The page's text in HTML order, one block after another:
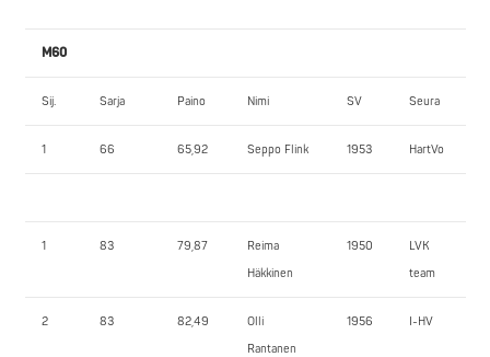
M60
Sij. Sarja Paino Nimi SV Seura
1 66 65,92 Seppo Flink 1953 HartVo
1 83 79,87
Reima
Häkkinen
1950
LVK
team
2 83 82,49
Olli
Rantanen
1956 I-HV